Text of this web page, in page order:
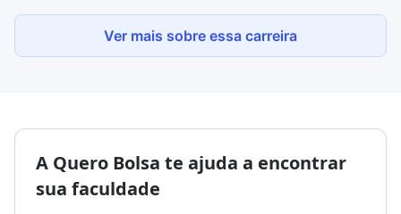
Ver mais sobre essa carreira
A Quero Bolsa te ajuda a encontrar
sua faculdade